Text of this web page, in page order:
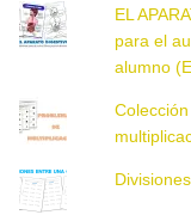
EL
para el
alumno